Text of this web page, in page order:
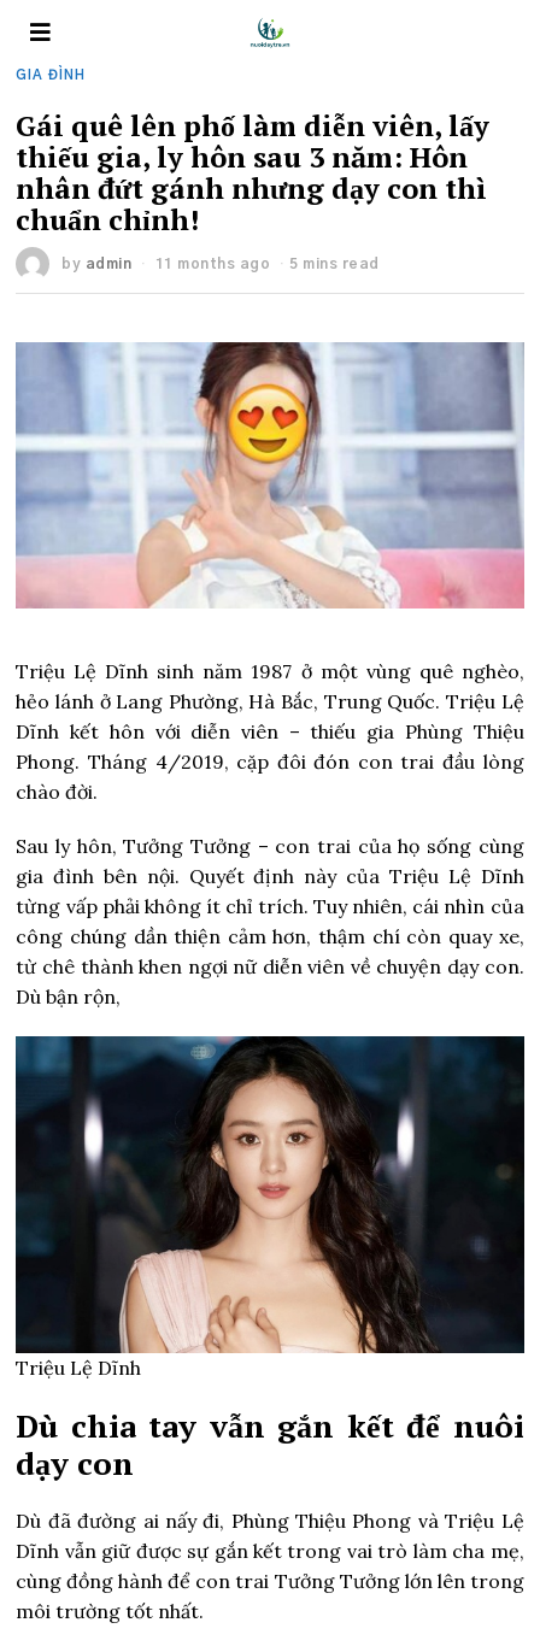
GIA ĐÌNH
Gái quê lên phố làm diễn viên, lấy
thiếu gia, ly hôn sau 3 năm: Hôn
nhân đứt gánh nhưng dạy con thì
chuẩn chỉnh!
by admin 11 months ago 5 mins read
Triệu Lệ Dĩnh sinh năm 1987 ở một vùng quê nghèo,
hẻo lánh ở Lang Phường, Hà Bắc, Trung Quốc. Triệu Lệ
Dĩnh kết hôn với diễn viên – thiếu gia Phùng Thiệu
Phong. Tháng 4/2019, cặp đôi đón con trai đầu lòng
chào đời.
Sau ly hôn, Tưởng Tưởng – con trai của họ sống cùng
gia đình bên nội. Quyết định này của Triệu Lệ Dĩnh
từng vấp phải không ít chỉ trích. Tuy nhiên, cái nhìn của
công chúng dần thiện cảm hơn, thậm chí còn quay xe,
từ chê thành khen ngợi nữ diễn viên về chuyện dạy con.
Dù bận rộn,
Triệu Lệ Dĩnh
Dù chia tay vẫn gắn kết để nuôi
dạy con
Dù đã đường ai nấy đi, Phùng Thiệu Phong và Triệu Lệ
Dĩnh vẫn giữ được sự gắn kết trong vai trò làm cha mẹ,
cùng đồng hành để con trai Tưởng Tưởng lớn lên trong
môi trường tốt nhất.